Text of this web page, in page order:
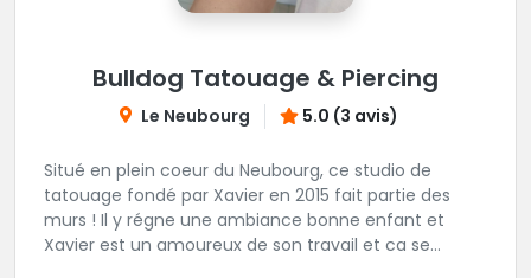
Bulldog Tatouage & Piercing
Le Neubourg 5.0 (3 avis)
Situé en plein coeur du Neubourg, ce studio de
tatouage fondé par Xavier en 2015 fait partie des
murs ! Il y régne une ambiance bonne enfant et
Xavier est un amoureux de son travail et ca se